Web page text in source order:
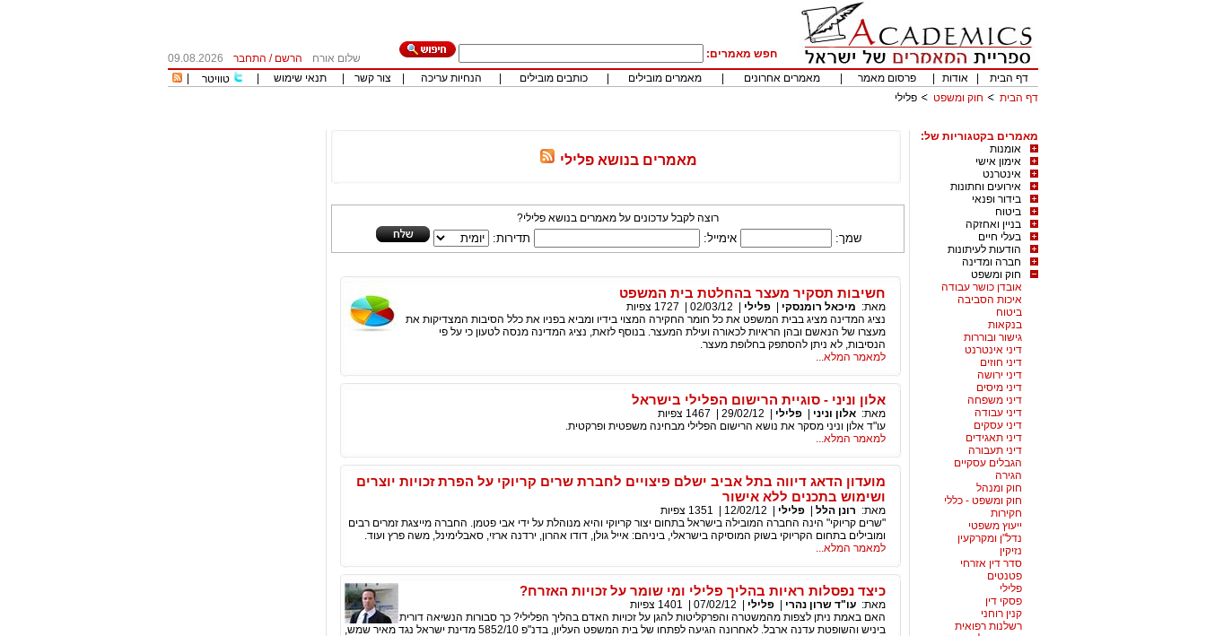
חפש מאמרים: שלום אורח הרשם / התחבר
09.08.2026
דף הבית
אודות פרסום מאמר מאמרים אחרונים מאמרים מובילים כותבים מובילים הנחיות עריכה צור קשר תנאי שימוש טוויטר
דף הבית
חוק ומשפט פלילי
מאמרים בקטגוריות של:
אומנות
אימון אישי
אינטרנט
אירועים וחתונות
בידור ופנאי
ביטוח
בניין ואחזקה
בעלי חיים
הודעות לעיתונות
חברה ומדינה
חוק ומשפט
אובדן כושר עבודה
איכות הסביבה
ביטוח
בנקאות
גישור ובוררות
דיני אינטרנט
דיני חוזים
דיני ירושה
דיני מיסים
דיני משפחה
דיני עבודה
דיני עסקים
דיני תאגידים
דיני תעבורה
הגבלים עסקיים
הגירה
חוק ומנהל
חוק ומשפט - כללי
חקירות
ייעוץ משפטי
נדל"ן ומקרקעין
נזיקין
סדר דין אזרחי
פטנטים
פלילי
פסקי דין
קנין רוחני
רשלנות רפואית
מאמרים בנושא פלילי
רוצה לקבל עדכונים על מאמרים בנושא פלילי?
שמך: אימייל: תדירות:
חשיבות תסקיר מעצר בהחלטת בית המשפט
מאת: מיכאל רומנסקי פלילי 02/03/12
1727 צפיות
נציג המדינה מציג בבית המשפט את כל חומר החקירה המצוי בידיו ומביא בפניו את כלל הסיבות המצדיקות את
מעצרו של הנאשם ובהן הראיות לכאורה ועילת המעצר. בנוסף לזאת, נציג המדינה מנסה לטעון כי על פי
הנסיבות, לא ניתן להסתפק בחלופת מעצר.
למאמר המלא...
אלון וניני - סוגיית הרישום הפלילי בישראל
מאת: אלון וניני פלילי 29/02/12
1467 צפיות
עו"ד אלון וניני מסקר את נושא הרישום הפלילי מבחינה משפטית ופרקטית.
למאמר המלא...
מועדון הדאג דיווה בתל אביב ישלם פיצויים לחברת שרים קריוקי על הפרת זכויות יוצרים
ושימוש בתכנים ללא אישור
מאת: רונן הלל פלילי 12/02/12
1351 צפיות
"שרים קריוקי" הינה החברה המובילה בישראל בתחום יצור קריוקי והיא מנוהלת על ידי אבי פטמן. החברה מייצגת זמרים רבים
ומובילים בתחום הקריוקי בשוק המוסיקה בישראלי, ביניהם: אייל גולן, דודו אהרון, ירדנה ארזי, סאבלימינל, משה פרץ ועוד.
למאמר המלא...
כיצד נפסלות ראיות בהליך פלילי ומי שומר על זכויות האזרח?
מאת: עו"ד שרון נהרי פלילי 07/02/12
1401 צפיות
האם באמת ניתן לצפות מהמשטרה והפרקליטות להגן על זכויות האדם בהליך הפלילי? כך סבורות הנשיאה דורית
ביניש והשופטת עדנה ארבל. לאחרונה הגיעה לפתחו של בית המשפט העליון, בדנ"פ 5852/10 מדינת ישראל נגד מאיר שמש,